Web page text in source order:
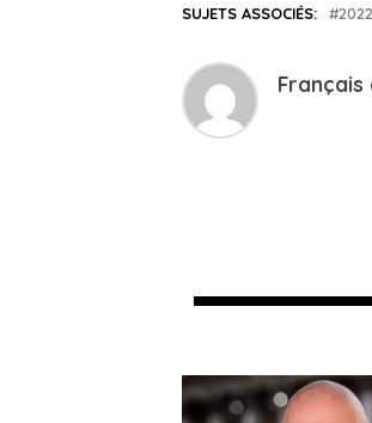
SUJETS ASSOCIÉS: 2022
Français